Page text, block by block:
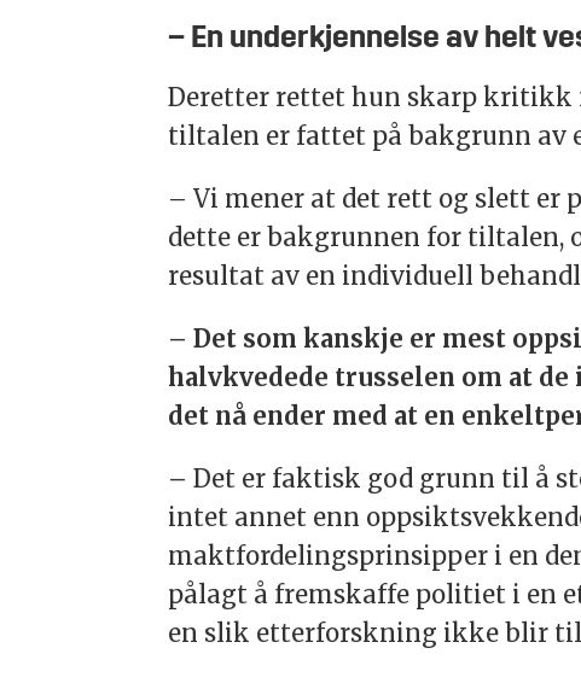
– En underkjennelse av helt
Deretter rettet hun skarp kritikk
tiltalen er fattet på bakgrunn av
– Vi mener at det rett og slett er
dette er bakgrunnen for tiltalen,
resultat av en individuell
– Det som kanskje er mest
halvkvedede trusselen om at
det nå ender med at en
–Det er faktisk god grunn til å
intet annet enn
maktfordelingsprinsipper i en
pålagt å fremskaffe politiet i en
en slik etterforskning ikke blir